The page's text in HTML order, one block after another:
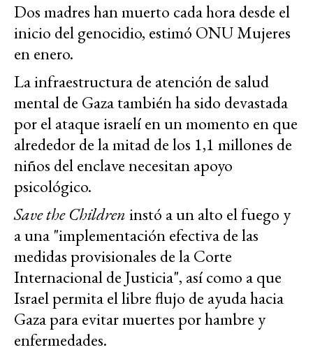
Dos madres han muerto cada hora desde el
inicio del genocidio, estimó ONU Mujeres
en enero.
La infraestructura de atención de salud
mental de Gaza también ha sido devastada
por el ataque israelí en un momento en que
alrededor de la mitad de los 1,1 millones de
niños del enclave necesitan apoyo
psicológico.
Save the Childreninstó a un alto el fuego y
a una "implementación efectiva de las
medidas provisionales de la Corte
Internacional de Justicia", así como a que
Israel permita el libre flujo de ayuda hacia
Gaza para evitar muertes por hambre y
enfermedades.